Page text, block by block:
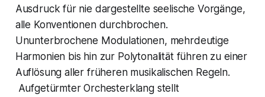
Ausdruck für nie dargestellte seelische Vorgänge,
alle Konventionen durchbrochen.
Ununterbrochene Modulationen, mehrdeutige
Harmonien bis hin zur Polytonalität führen zu einer
Auflösung aller früheren musikalischen Regeln.
Aufgetürmter Orchesterklang stellt